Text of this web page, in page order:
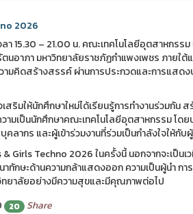
2026
ลา 15.30 – 21.00 น. คณะเทคโนโลยีอุตสาหก
อาภา มหาวิทยาลัยราชภัฏกำแพงเพชร ภายใ
ามคิดสร้างสรรค์ ผ่านการประกวดและการแส
ริมให้นักศึกษาใหม่ได้เรียนรู้การทำงานร่วมกั
ามเป็นนักศึกษาคณะเทคโนโลยีอุตสาหกรรม โ
ลากร และผู้เข้าร่วมงานที่ร่วมเป็นกำลังใจให้กั
Girls Techno 2026 ในครั้งนี้ นอกจากจะเป็
กษะด้านความกล้าแสดงออก ความเป็นผู้นำ กา
ทยาลัยอย่างมีความสุขและมีคุณภาพต่อไป
20 Share